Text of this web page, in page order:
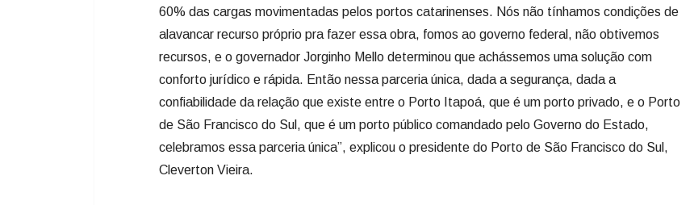
60% das cargas movimentadas pelos portos catarinenses. Nós não tínhamos condições de
alavancar recurso próprio pra fazer essa obra, fomos ao governo federal, não obtivemos
recursos, e o governador Jorginho Mello determinou que achássemos uma solução com
conforto jurídico e rápida. Então nessa parceria única, dada a segurança, dada a
confiabilidade da relação que existe entre o Porto Itapoá, que é um porto privado, e o Porto
de São Francisco do Sul, que é um porto público comandado pelo Governo do Estado,
celebramos essa parceria única”, explicou o presidente do Porto de São Francisco do Sul,
Cleverton Vieira.